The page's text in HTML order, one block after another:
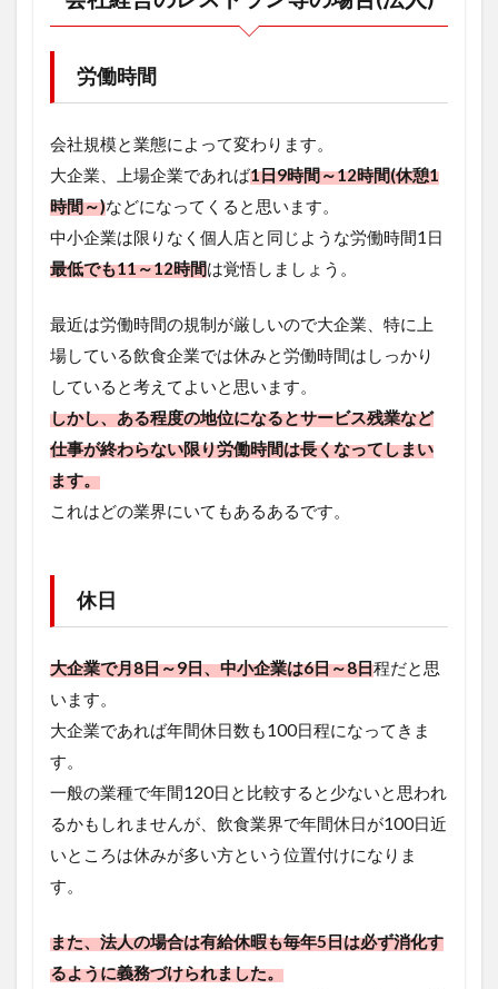
労働時間
会社規模と業態によって変わります。
大企業、上場企業であれば1日9時間～12時間(休憩1
時間～)などになってくると思います。
中小企業は限りなく個人店と同じような労働時間1日
最低でも11～12時間は覚悟しましょう。
最近は労働時間の規制が厳しいので大企業、特に上
場している飲食企業では休みと労働時間はしっかり
していると考えてよいと思います。
しかし、ある程度の地位になるとサービス残業など
仕事が終わらない限り労働時間は長くなってしまい
ます。
これはどの業界にいてもあるあるです。
休日
大企業で月8日～9日、中小企業は6日～8日程だと思
います。
大企業であれば年間休日数も100日程になってきま
す。
一般の業種で年間120日と比較すると少ないと思われ
るかもしれませんが、飲食業界で年間休日が100日近
いところは休みが多い方という位置付けになりま
す。
また、法人の場合は有給休暇も毎年5日は必ず消化す
るように義務づけられました。